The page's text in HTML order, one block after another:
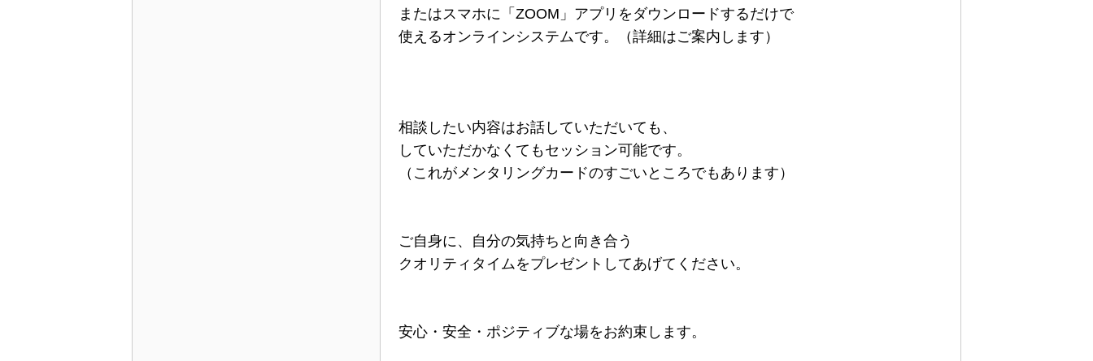
またはスマホに「ZOOM」アプリをダウンロードするだけで
使えるオンラインシステムです。（詳細はご案内します）
相談したい内容はお話していただいても、
していただかなくてもセッション可能です。
（これがメンタリングカードのすごいところでもあります）
ご自身に、自分の気持ちと向き合う
クオリティタイムをプレゼントしてあげてください。
安心・安全・ポジティブな場をお約束します。